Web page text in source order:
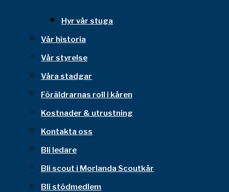
Hyr vår stuga
Vår historia
Vår styrelse
Våra stadgar
Föräldrarnas roll i kåren
Kostnader & utrustning
Kontakta oss
Bli ledare
Bli scout i Morlanda Scoutkår
Bli stödmedlem